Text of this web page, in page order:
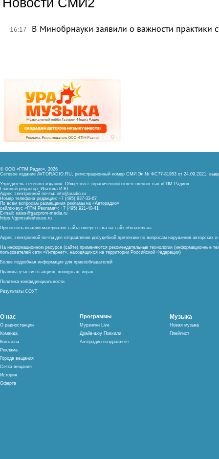
Новости СМИ2
16:17 В Минобрнауки заявили о важности практики
© ООО «ГПМ Радио», 2026
Сетевое издание AVTORADIO.RU, регистрационный номер СМИ Эл № ФС77-81953 от 24.09.2021,
Учредитель сетевого издания: Общество с ограниченной ответственностью «ГПМ Радио»
Главный редактор: Ипатова И.Ю.
Адрес электронной почты: info@aradio.ru
Номер телефона редакции: +7 (495) 937-33-67
По всем вопросам размещения рекламы на «Авторадио»
сейлз-хаус «ГПМ Реклама»: +7 (495) 921-40-41
E-mail: sales@gazprom-media.ru
https://gpmsaleshouse.ru
При использовании материалов сайта гиперссылка на сайт обязательна
Адрес электронной почты для отправления досудебной претензии по вопросам нарушения авторских
На информационном ресурсе (сайте) применяются рекомендательные технологии (информационные
пользователей сети «Интернет», находящихся на территории Российской Федерации)
Более подробная информация для правообладателей
Правила участия в акциях, конкурсах, играх
Политика конфиденциальности
Результаты СОУТ
О нас
О радиостанции
Команда
Контакты
Реклама
Города вещания
Сетка вещания
История
Оферта
Программы
Мурзилки Live
Драйв-шоу Поехали
Авторадио поздравляет
Музыка
Новая музыка
Плейлист